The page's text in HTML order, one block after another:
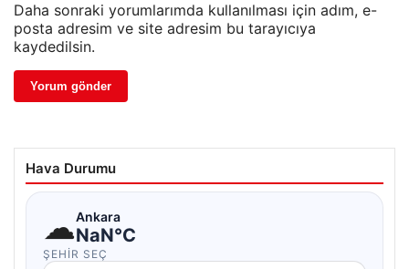
Daha sonraki yorumlarımda kullanılması için adım, e-
posta adresim ve site adresim bu tarayıcıya
kaydedilsin.
Hava Durumu
☁Ankara
NaN°C
ŞEHIR SEÇ